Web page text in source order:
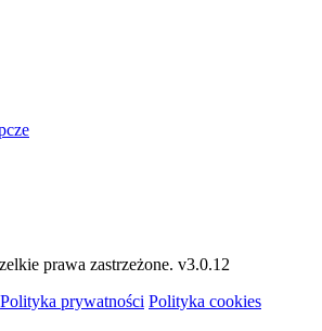
prawa zastrzeżone. v3.0.12
Polityka prywatności Polityka cookies